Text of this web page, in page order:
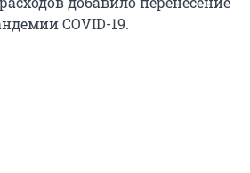
COVID-19.